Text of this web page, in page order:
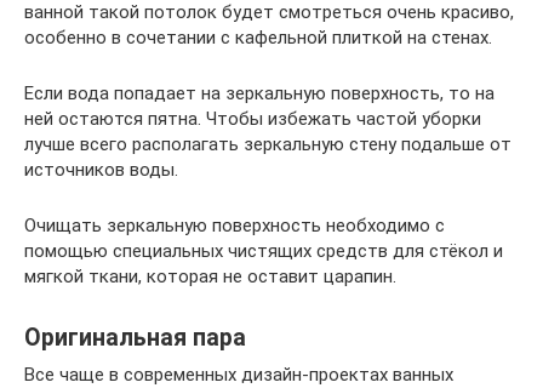
ванной такой потолок будет смотреться очень красиво,
особенно в сочетании с кафельной плиткой на стенах.
Если вода попадает на зеркальную поверхность, то на
ней остаются пятна. Чтобы избежать частой уборки
лучше всего располагать зеркальную стену подальше от
источников воды.
Очищать зеркальную поверхность необходимо с
помощью специальных чистящих средств для стёкол и
мягкой ткани, которая не оставит царапин.
Оригинальная пара
Все чаще в современных дизайн-проектах ванных